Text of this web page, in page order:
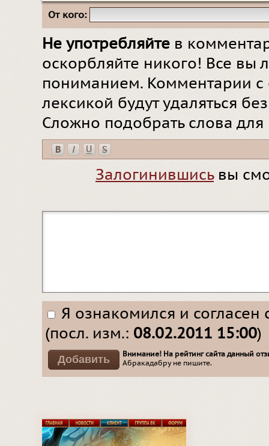
От кого:
Не употребляйте в
оскорбляйте никого! Все вы
пониманием. Комментарии
лексикой будут удаляться
Сложно подобрать слова
Залогинившисьвы
Я ознакомился и согласен
(посл. изм.: 08.02.2011 15:00)
Внимание! На рейтинг сайта данный
Абракадабру не пишите.